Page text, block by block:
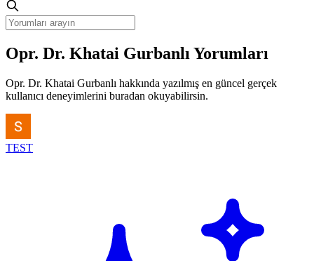
Opr. Dr. Khatai Gurbanlı Yorumları
Opr. Dr. Khatai Gurbanlı hakkında yazılmış en güncel gerçek
kullanıcı deneyimlerini buradan okuyabilirsin.
TEST